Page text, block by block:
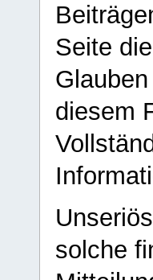
Seite
diesem
solche